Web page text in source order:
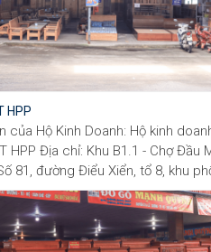
HPP
của Hộ Kinh Doanh: Hộ kinh
HPP Địa chỉ: Khu B1.1 - Chợ Đầu
81, đường Điểu Xiển, tổ 8, khu
Bình, Tỉnh Đồng Nai, Việt Nam
0967079767 Email:
- Facebook: